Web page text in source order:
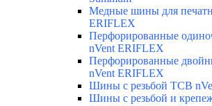
Медные шины для
ERIFLEX
Перфорированные
nVent ERIFLEX
Перфорированные
nVent ERIFLEX
Шины с резьбой TCB
Шины с резьбой и